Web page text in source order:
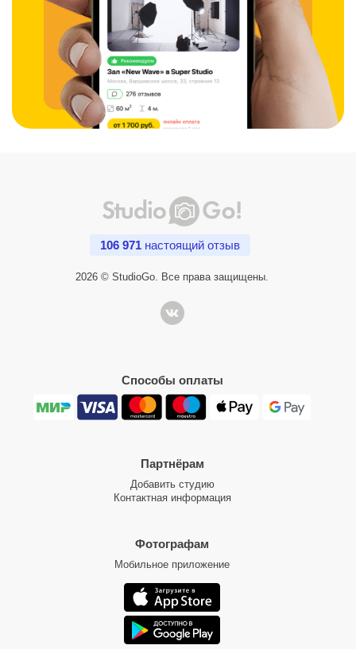
106 971 настоящий отзыв
2026 © StudioGo. Все права защищены.
Способы оплаты
Партнёрам
Добавить студию
Контактная информация
Фотографам
Мобильное приложение